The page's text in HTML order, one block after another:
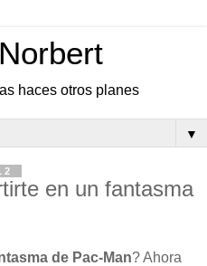
haces otros planes
▼
en un fantasma
de Pac-Man? Ahora